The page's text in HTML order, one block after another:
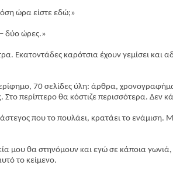
ώρα είστε εδώ;»
δύο ώρες.»
Εκατοντάδες καρότσια έχουν γεμίσει και
70 σελίδες ύλη: άρθρα,
Στο περίπτερο θα κόστιζε περισσότερα. Δεν
που το πουλάει, κρατάει το ενάμιση.
μου θα στηνόμουν και εγώ σε κάποια
το κείμενο.